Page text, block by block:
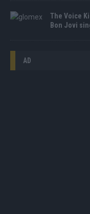
The Voice
Bon Jovi
AD